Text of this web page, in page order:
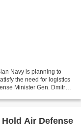
Navy is planning to
the need for logistics
Minister Gen. Dmitry
Air Defense